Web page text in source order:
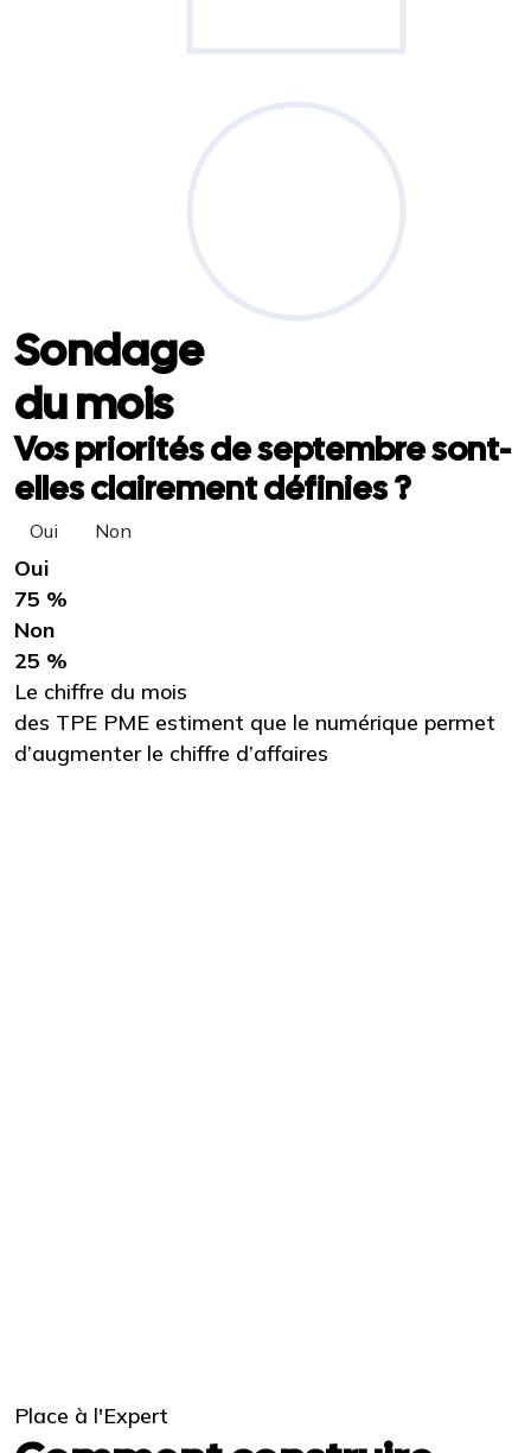
Sondage
du mois
Vos priorités de septembre sont-
elles clairement définies ?
Oui Non
Oui
75 %
Non
25 %
Le chiffre du mois
des TPE PME estiment que le numérique permet
d’augmenter le chiffre d’affaires
Place à l'Expert